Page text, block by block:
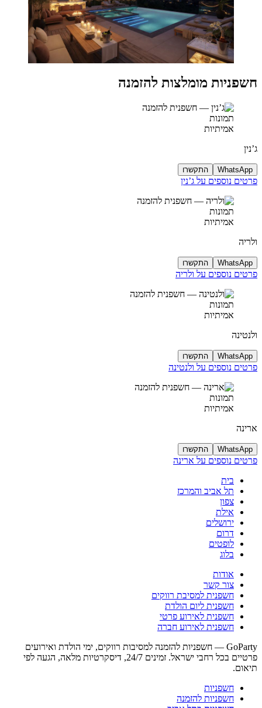
חשפניות מומלצות להזמנה
תמונות
אמיתיות
ג’נין
WhatsApp התקשרו
פרטים נוספים על ג’נין
תמונות
אמיתיות
ולריה
WhatsApp התקשרו
פרטים נוספים על ולריה
תמונות
אמיתיות
ולנטינה
WhatsApp התקשרו
פרטים נוספים על ולנטינה
תמונות
אמיתיות
ארינה
WhatsApp התקשרו
פרטים נוספים על ארינה
בית
תל אביב והמרכז
צפון
אילת
ירושלים
דרום
לופטים
בלוג
אודות
צור קשר
חשפנית למסיבת רווקים
חשפנית ליום הולדת
חשפנית לאירוע פרטי
חשפנית לאירוע חברה
GoParty — חשפניות להזמנה למסיבות רווקים, ימי הולדת ואירועים
פרטיים בכל רחבי ישראל. זמינים 24/7, דיסקרטיות מלאה, הגעה לפי
תיאום.
חשפניות
חשפניות להזמנה